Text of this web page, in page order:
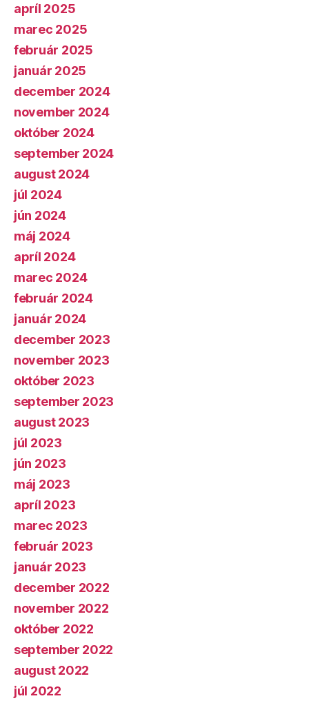
apríl 2025
marec 2025
február 2025
január 2025
december 2024
november 2024
október 2024
september 2024
august 2024
júl 2024
jún 2024
máj 2024
apríl 2024
marec 2024
február 2024
január 2024
december 2023
november 2023
október 2023
september 2023
august 2023
júl 2023
jún 2023
máj 2023
apríl 2023
marec 2023
február 2023
január 2023
december 2022
november 2022
október 2022
september 2022
august 2022
júl 2022